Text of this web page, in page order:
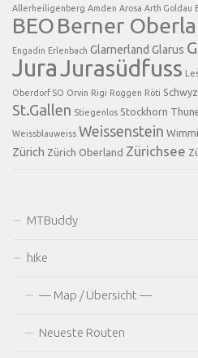
Allerheiligenberg Amden Arosa Arth Goldau
BEO Berner
Engadin Erlenbach Glarnerland Glarus
JuraJurasüdfuss
Oberdorf SO Orvin Rigi Roggen Röti Schwyz
St.Gallen Stiegenlos Stockhorn
Weissblauweiss Weissenstein
Zürich Zürich Oberland Zürichsee
MTBuddy
hike
— Map / Übersicht —
Neueste Routen